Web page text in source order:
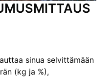
sinua selvittämään
(kg ja %),